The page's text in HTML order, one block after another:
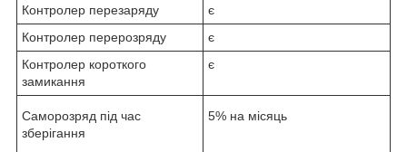
Контролер перезаряду
є
Контролер перерозряду
є
Контролер короткого
замикання
є
Саморозряд під час
зберігання
5% на місяць